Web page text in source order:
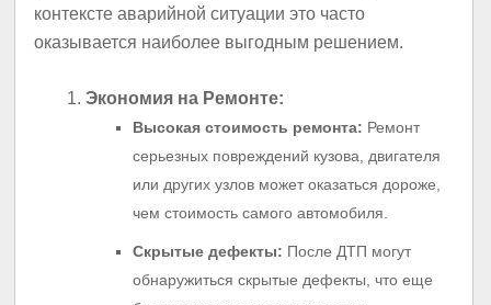
контексте аварийной ситуации это часто
оказывается наиболее выгодным решением.
Экономия на Ремонте:
Высокая стоимость ремонта: Ремонт
серьезных повреждений кузова, двигателя
или других узлов может оказаться дороже,
чем стоимость самого автомобиля.
Скрытые дефекты: После ДТП могут
обнаружиться скрытые дефекты, что еще